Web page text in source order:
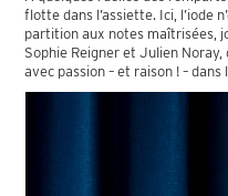
flotte dans l’assiette. Ici, l’iode
partition aux notes maîtrisées,
Sophie Reigner et Julien
avec passion – et raison ! –